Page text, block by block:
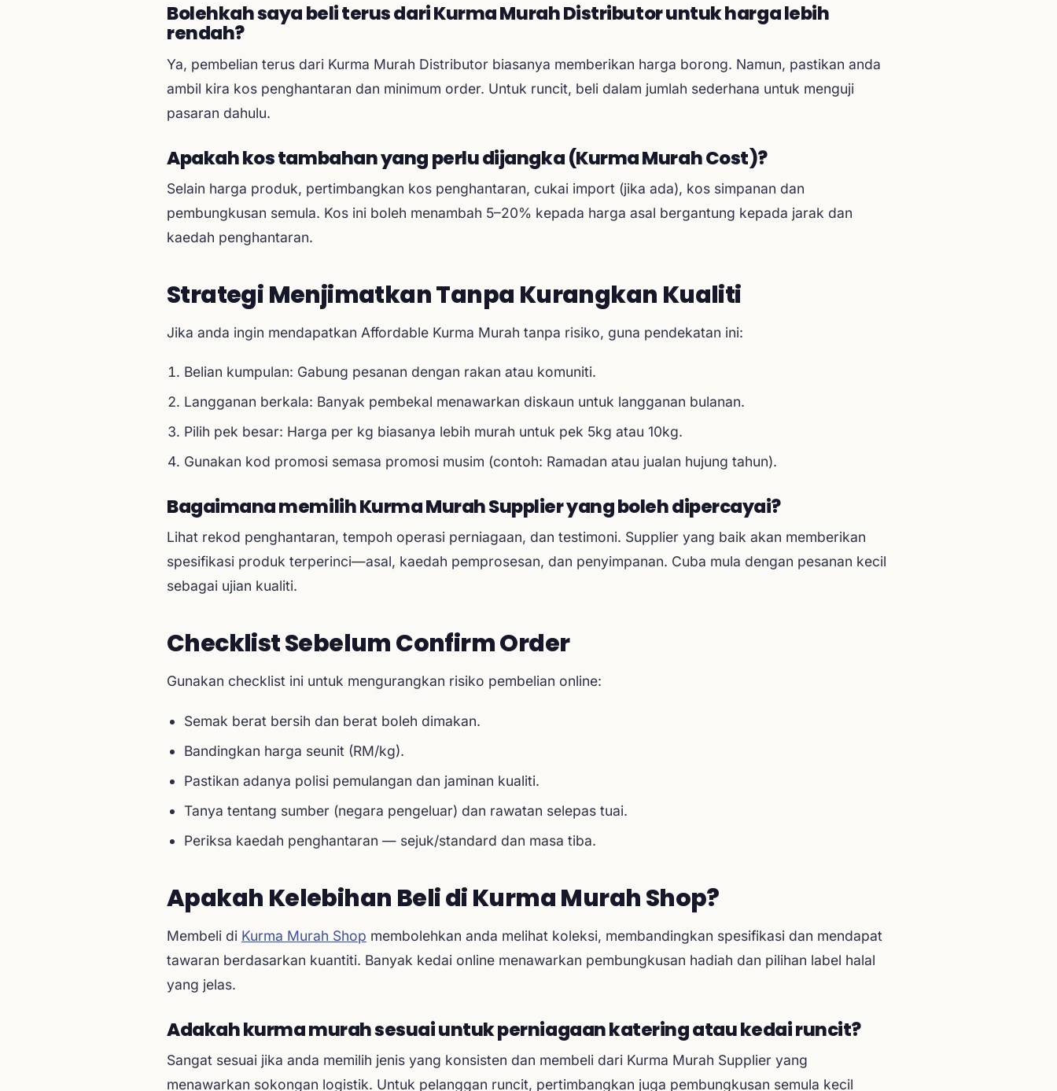
Bolehkah saya beli terus dari Kurma Murah Distributor untuk harga lebih
rendah?
Ya, pembelian terus dari Kurma Murah Distributor biasanya memberikan harga borong. Namun, pastikan anda
ambil kira kos penghantaran dan minimum order. Untuk runcit, beli dalam jumlah sederhana untuk menguji
pasaran dahulu.
Apakah kos tambahan yang perlu dijangka (Kurma Murah Cost)?
Selain harga produk, pertimbangkan kos penghantaran, cukai import (jika ada), kos simpanan dan
pembungkusan semula. Kos ini boleh menambah 5–20% kepada harga asal bergantung kepada jarak dan
kaedah penghantaran.
Strategi Menjimatkan Tanpa Kurangkan Kualiti
Jika anda ingin mendapatkan Affordable Kurma Murah tanpa risiko, guna pendekatan ini:
Belian kumpulan: Gabung pesanan dengan rakan atau komuniti.
Langganan berkala: Banyak pembekal menawarkan diskaun untuk langganan bulanan.
Pilih pek besar: Harga per kg biasanya lebih murah untuk pek 5kg atau 10kg.
Gunakan kod promosi semasa promosi musim (contoh: Ramadan atau jualan hujung tahun).
Bagaimana memilih Kurma Murah Supplier yang boleh dipercayai?
Lihat rekod penghantaran, tempoh operasi perniagaan, dan testimoni. Supplier yang baik akan memberikan
spesifikasi produk terperinci—asal, kaedah pemprosesan, dan penyimpanan. Cuba mula dengan pesanan kecil
sebagai ujian kualiti.
Checklist Sebelum Confirm Order
Gunakan checklist ini untuk mengurangkan risiko pembelian online:
Semak berat bersih dan berat boleh dimakan.
Bandingkan harga seunit (RM/kg).
Pastikan adanya polisi pemulangan dan jaminan kualiti.
Tanya tentang sumber (negara pengeluar) dan rawatan selepas tuai.
Periksa kaedah penghantaran — sejuk/standard dan masa tiba.
Apakah Kelebihan Beli di Kurma Murah Shop?
Membeli di Kurma Murah Shop membolehkan anda melihat koleksi, membandingkan spesifikasi dan mendapat
tawaran berdasarkan kuantiti. Banyak kedai online menawarkan pembungkusan hadiah dan pilihan label halal
yang jelas.
Adakah kurma murah sesuai untuk perniagaan katering atau kedai runcit?
Sangat sesuai jika anda memilih jenis yang konsisten dan membeli dari Kurma Murah Supplier yang
menawarkan sokongan logistik. Untuk pelanggan runcit, pertimbangkan juga pembungkusan semula kecil